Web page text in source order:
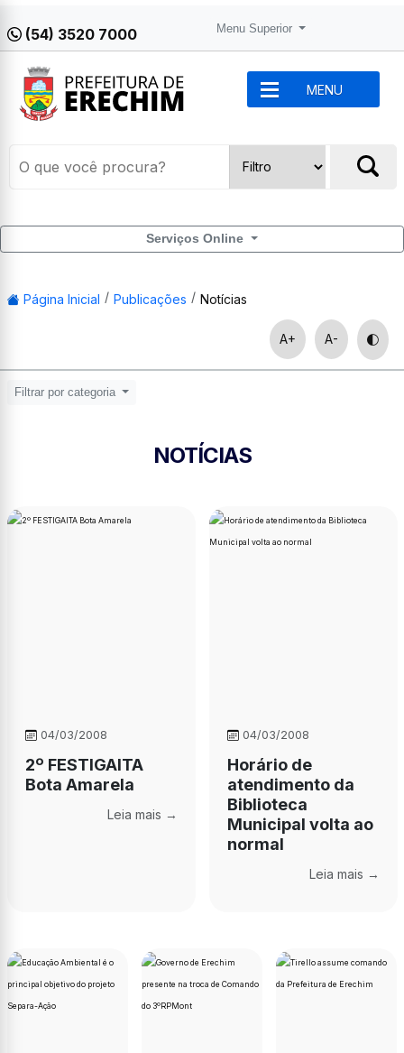
(54) 3520 7000 Menu Superior
MENU
Serviços Online
Página Inicial Publicações Notícias
A+ A-
Filtrar por categoria
NOTÍCIAS
04/03/2008
2º FESTIGAITA
Bota Amarela
Leia mais →
04/03/2008
Horário de
atendimento da
Biblioteca
Municipal volta ao
normal
Leia mais →